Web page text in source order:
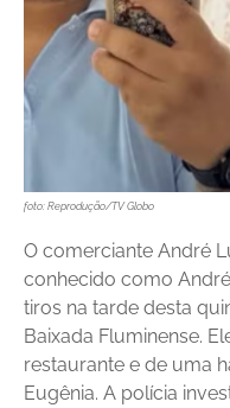
foto: Reprodução/TV Globo
O comerciante André
conhecido como
tiros na tarde desta
Baixada Fluminense.
restaurante e de uma
Eugênia. A polícia